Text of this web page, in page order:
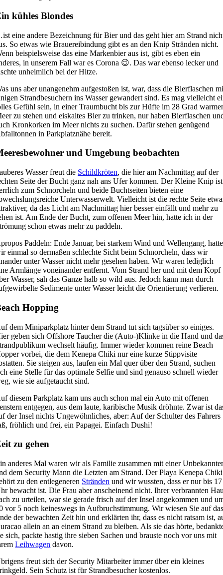
kühles Blondes
eine andere Bezeichnung für Bier und das geht hier am Strand
So etwas wie Brauereibindung gibt es an den Knip Stränden nicht.
beispielsweise das eine Markenbier aus ist, gibt es eben ein
in unserem Fall war es Corona 😉. Das war ebenso lecker und
unheimlich bei der Hitze.
uns aber unangenehm aufgestoßen ist, war, dass die Bierflaschen
Strandbesuchern ins Wasser gewandert sind. Es mag vielleicht
Gefühl sein, in einer Traumbucht bis zur Hüfte im 28 Grad
zu stehen und eiskaltes Bier zu trinken, nur haben Bierflaschen
Kronkorken im Meer nichts zu suchen. Dafür stehen genügend
in Parkplatznähe bereit.
und Umgebung beobachten
Wasser freut die Schildkröten, die hier am Nachmittag auf der
Seite der Bucht ganz nah ans Ufer kommen. Der Kleine Knip ist
zum Schnorcheln und beide Buchtseiten bieten eine
Unterwasserwelt. Vielleicht ist die rechte Seite
da das Licht am Nachmittag hier besser einfällt und mehr zu
ist. Am Ende der Bucht, zum offenen Meer hin, hatte ich in der
schon etwas mehr zu paddeln.
Paddeln: Ende Januar, bei starkem Wind und Wellengang,
einmal so dermaßen schlechte Sicht beim Schnorcheln, dass wir
unter Wasser nicht mehr gesehen haben. Wir waren lediglich
Armlänge voneinander entfernt. Vom Strand her und mit dem Kopf
Wasser, sah das Ganze halb so wild aus. Jedoch kann man durch
Sedimente unter Wasser leicht die Orientierung verlieren.
Hopping
dem Miniparkplatz hinter dem Strand tut sich tagsüber so einiges.
geben sich Offshore Taucher die (Auto-)Klinke in die Hand und
wechselt häufig. Immer wieder kommen reine Beach
vorbei, die dem Kenepa Chiki nur eine kurze Stippvisite
Sie steigen aus, laufen ein Mal quer über den Strand, suchen
eine Stelle für das optimale Selfie und sind genauso schnell wieder
wie sie aufgetaucht sind.
diesem Parkplatz kam uns auch schon mal ein Auto mit offenen
entgegen, aus dem laute, karibische Musik dröhnte. Zwar ist
der Insel nichts Ungewöhnliches, aber: Auf der Schulter des Fahrers
fröhlich und frei, ein Papagei. Einfach Dushi!
zu gehen
anderes Mal waren wir als Familie zusammen mit einer
dem Security Mann die Letzten am Strand. Der Playa Kenepa Chiki
zu den entlegeneren Stränden und wir wussten, dass er nur bis 17
bewacht ist. Die Frau aber anscheinend nicht. Ihrer verbrannten
zu urteilen, war sie gerade frisch auf der Insel angekommen und
vor 5 noch keineswegs in Aufbruchstimmung. Wir wiesen Sie auf
der bewachten Zeit hin und erklärten ihr, dass es nicht ratsam ist,
allein an an einem Strand zu bleiben. Als sie das hörte,
sich, packte hastig ihre sieben Sachen und brauste noch vor uns mit
Leihwagen davon.
freut sich der Security Mitarbeiter immer über ein kleines
Sein Schutz ist für Strandbesucher kostenlos.